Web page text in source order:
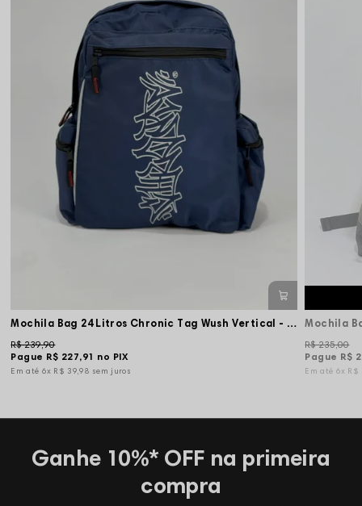
Mochila Bag 24 Litros Chronic Tag Wush Vertical - Marinho
Pague R$ 227,91 no PIX
R$ 239,90
6x R$ 39,98 sem juros
Pague R$
R$ 235,00
6x R$
Ganhe 10%* OFF na primeira
compra